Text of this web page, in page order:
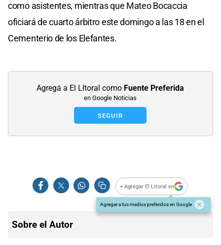
como asistentes, mientras que Mateo Bocaccia
oficiará de cuarto árbitro este domingo a las 18 en el
Cementerio de los Elefantes.
Agregá a El LItoral como Fuente Preferida
en Google Noticias
SEGUIR
+ Agregar El Litoral en
Agregar a tus medios preferidos en Google
Sobre el Autor